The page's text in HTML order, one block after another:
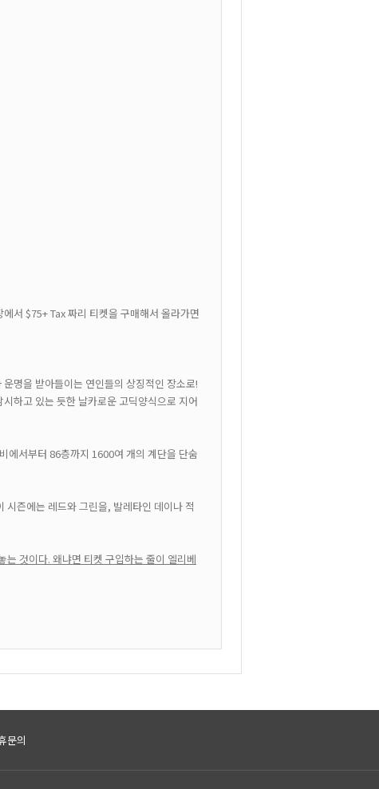
서 $75+ Tax 짜리 티켓을 구매해서 올라가면
명을 받아들이는 연인들의 상징적인 장소로!
하고 있는 듯한 날카로운 고딕양식으로 지어
에서부터 86층까지 1600여 개의 계단을 단숨
즌에는 레드와 그린을, 발레타인 데이나 적
것이다. 왜냐면 티켓 구입하는 줄이 엘리베
문의